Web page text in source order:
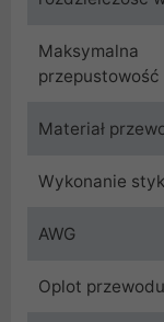
Maksymalna
przepustowość
Materiał
Wykonanie
AWG
Oplot przewodu